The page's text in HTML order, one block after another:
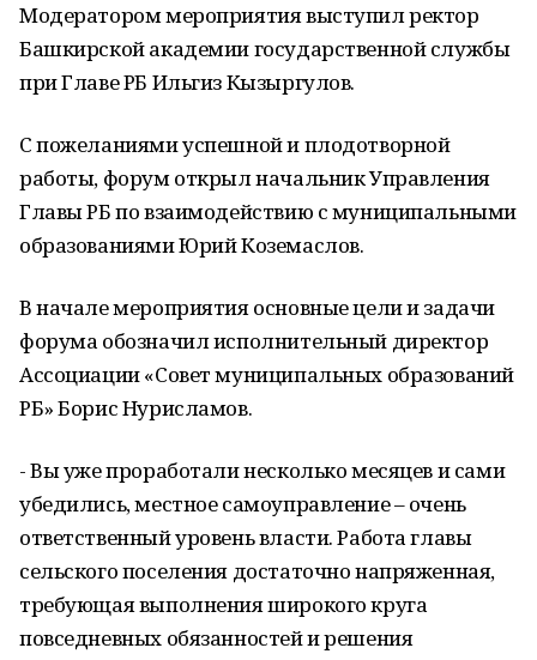
Модератором мероприятия выступил ректор
Башкирской академии государственной службы
при Главе РБ Ильгиз Кызыргулов.
С пожеланиями успешной и плодотворной
работы, форум открыл начальник Управления
Главы РБ по взаимодействию с муниципальными
образованиями Юрий Коземаслов.
В начале мероприятия основные цели и задачи
форума обозначил исполнительный директор
Ассоциации «Совет муниципальных образований
РБ» Борис Нурисламов.
- Вы уже проработали несколько месяцев и сами
убедились, местное самоуправление – очень
ответственный уровень власти. Работа главы
сельского поселения достаточно напряженная,
требующая выполнения широкого круга
повседневных обязанностей и решения